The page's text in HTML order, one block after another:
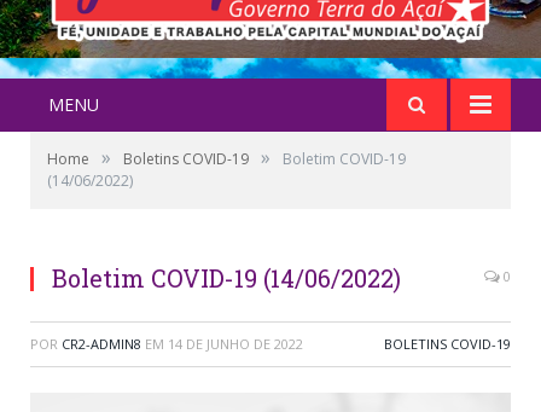
MENU
Home » Boletins COVID-19 »
Boletim COVID-19
(14/06/2022)
Boletim COVID-19 (14/06/2022) 0
POR CR2-ADMIN8 EM 14 DE JUNHO DE 2022 BOLETINS COVID-19